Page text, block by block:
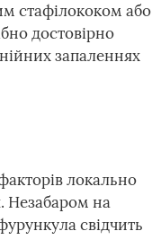
стафілококом або
достовірно
запаленнях
локально
Незабаром на
свідчить